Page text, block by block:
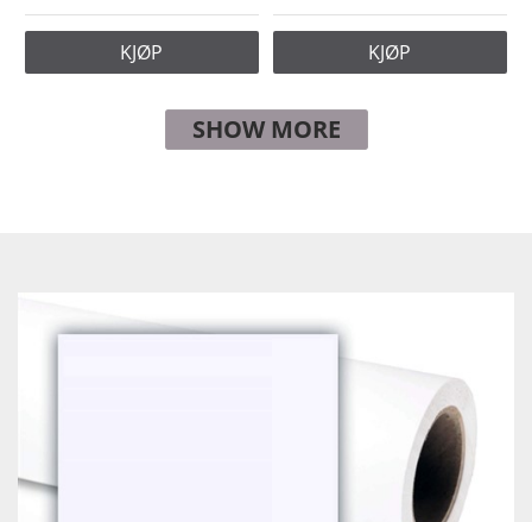
KJØP KJØP
SHOW MORE